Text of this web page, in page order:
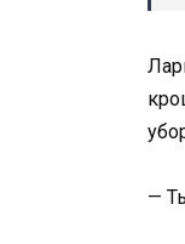
—